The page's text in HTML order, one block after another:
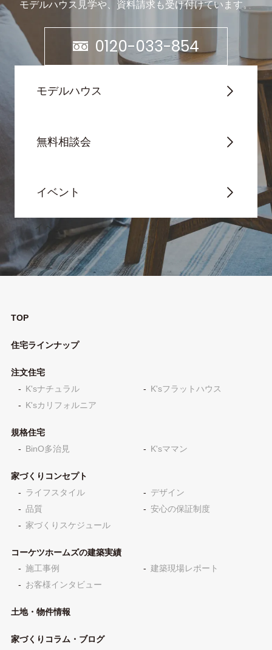
モデルハウス見学や、資料請求も受け付けています。
0120-033-854
モデルハウス
無料相談会
イベント
TOP
住宅ラインナップ
注文住宅
K'sナチュラル
K'sフラットハウス
K'sカリフォルニア
規格住宅
BinO多治見
K'sママン
家づくりコンセプト
ライフスタイル
デザイン
品質
安心の保証制度
家づくりスケジュール
コーケツホームズの建築実績
施工事例
建築現場レポート
お客様インタビュー
土地・物件情報
家づくりコラム・ブログ